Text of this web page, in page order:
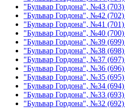
"Бульвар Гордона", №43 (703)
"Бульвар Гордона", №42 (702)
"Бульвар Гордона", №41 (701)
"Бульвар Гордона", №40 (700)
"Бульвар Гордона", №39 (699)
"Бульвар Гордона", №38 (698)
"Бульвар Гордона", №37 (697)
"Бульвар Гордона", №36 (696)
"Бульвар Гордона", №35 (695)
"Бульвар Гордона", №34 (694)
"Бульвар Гордона", №33 (693)
"Бульвар Гордона", №32 (692)